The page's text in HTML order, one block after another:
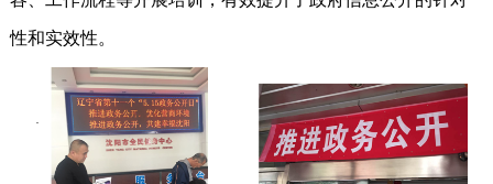
性和实效性。